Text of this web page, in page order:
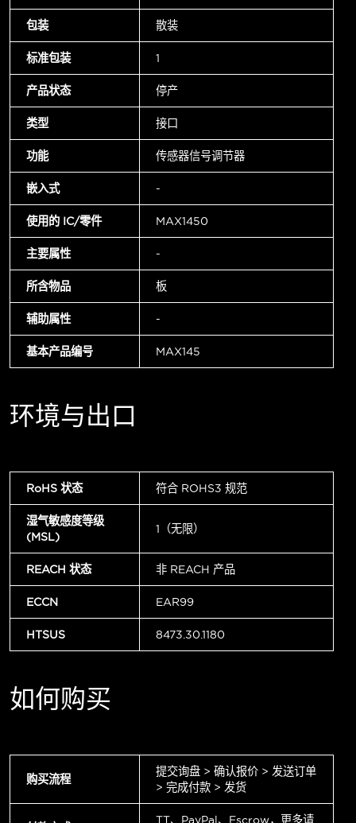
包装 散装
标准包装 1
产品状态 停产
类型 接口
功能 传感器信号调节器
嵌入式 -
使用的 IC/零件 MAX1450
主要属性 -
所含物品 板
辅助属性 -
基本产品编号 MAX145
环境与出口
RoHS 状态 符合 ROHS3 规范
湿气敏感度等级
(MSL)
1（无限）
REACH 状态 非 REACH 产品
ECCN EAR99
HTSUS 8473.30.1180
如何购买
购买流程
提交询盘 > 确认报价 > 发送订单
> 完成付款 > 发货
TT、PayPal、Escrow，更多请